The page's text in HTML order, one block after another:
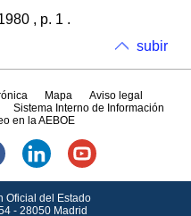
, p. 1 .
subir
Mapa
Aviso legal
Sistema Interno de Información
en la AEBOE
Oficial del Estado
- 28050 Madrid